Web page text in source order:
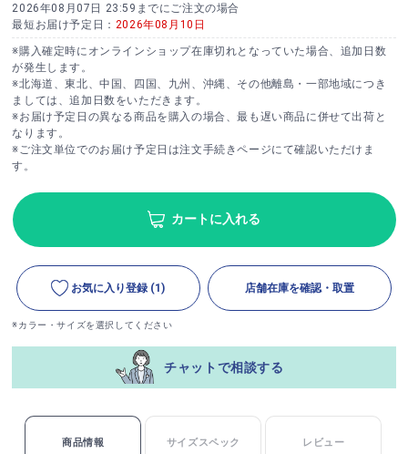
2026年08月07日 23:59までにご注文の場合
最短お届け予定日： 2026年08月10日
※購入確定時にオンラインショップ在庫切れとなっていた場合、追加日数
が発生します。
※北海道、東北、中国、四国、九州、沖縄、その他離島・一部地域につき
ましては、追加日数をいただきます。
※お届け予定日の異なる商品を購入の場合、最も遅い商品に併せて出荷と
なります。
※ご注文単位でのお届け予定日は注文手続きページにて確認いただけま
す。
カートに入れる
お気に入り登録 (1) 店舗在庫を確認・取置
※カラー・サイズを選択してください
チャットで相談する
商品情報 サイズスペック レビュー